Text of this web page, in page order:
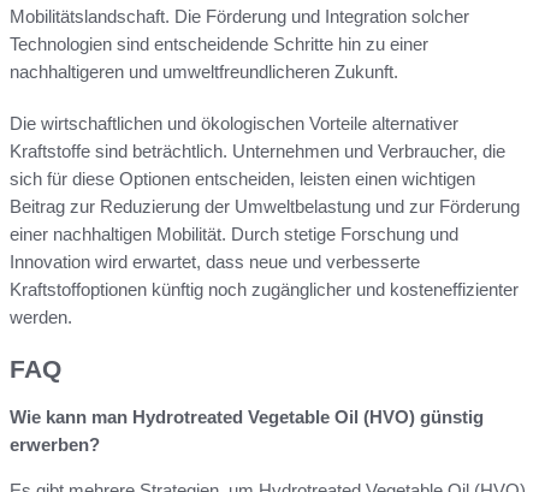
Mobilitätslandschaft. Die Förderung und Integration solcher
Technologien sind entscheidende Schritte hin zu einer
nachhaltigeren und umweltfreundlicheren Zukunft.
Die wirtschaftlichen und ökologischen Vorteile alternativer
Kraftstoffe sind beträchtlich. Unternehmen und Verbraucher, die
sich für diese Optionen entscheiden, leisten einen wichtigen
Beitrag zur Reduzierung der Umweltbelastung und zur Förderung
einer nachhaltigen Mobilität. Durch stetige Forschung und
Innovation wird erwartet, dass neue und verbesserte
Kraftstoffoptionen künftig noch zugänglicher und kosteneffizienter
werden.
FAQ
Wie kann man Hydrotreated Vegetable Oil (HVO) günstig
erwerben?